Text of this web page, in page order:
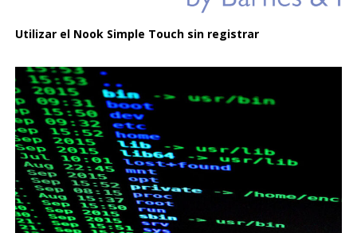
Utilizar el Nook Simple Touch sin registrar